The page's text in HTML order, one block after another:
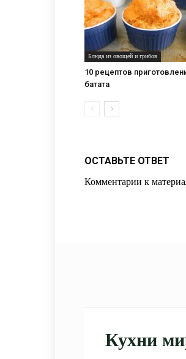
Блюда из овощей и грибов
10 рецептов
батата
ОСТАВЬТЕ ОТВЕТ
Комментарии к
Кухни